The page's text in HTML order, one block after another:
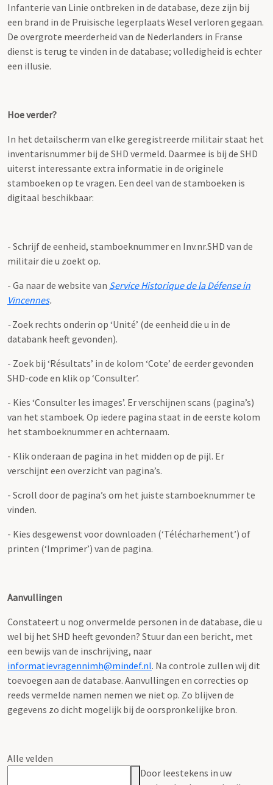
Infanterie van Linie ontbreken in de database, deze zijn bij
een brand in de Pruisische legerplaats Wesel verloren gegaan.
De overgrote meerderheid van de Nederlanders in Franse
dienst is terug te vinden in de database; volledigheid is echter
een illusie.
Hoe verder?
In het detailscherm van elke geregistreerde militair staat het
inventarisnummer bij de SHD vermeld. Daarmee is bij de SHD
uiterst interessante extra informatie in de originele
stamboeken op te vragen. Een deel van de stamboeken is
digitaal beschikbaar:
- Schrijf de eenheid, stamboeknummer en Inv.nr.SHD van de
militair die u zoekt op.
- Ga naar de website van Service Historique de la Défense in
Vincennes.
-Zoek rechts onderin op ‘Unité’ (de eenheid die u in de
databank heeft gevonden).
- Zoek bij ‘Résultats’ in de kolom ‘Cote’ de eerder gevonden
SHD-code en klik op ‘Consulter’.
- Kies ‘Consulter les images’. Er verschijnen scans (pagina’s)
van het stamboek. Op iedere pagina staat in de eerste kolom
het stamboeknummer en achternaam.
- Klik onderaan de pagina in het midden op de pijl. Er
verschijnt een overzicht van pagina’s.
- Scroll door de pagina’s om het juiste stamboeknummer te
vinden.
- Kies desgewenst voor downloaden (‘Télécharhement’) of
printen (‘Imprimer’) van de pagina.
Aanvullingen
Constateert u nog onvermelde personen in de database, die u
wel bij het SHD heeft gevonden? Stuur dan een bericht, met
een bewijs van de inschrijving, naar
informatievragennimh@mindef.nl. Na controle zullen wij dit
toevoegen aan de database. Aanvullingen en correcties op
reeds vermelde namen nemen we niet op. Zo blijven de
gegevens zo dicht mogelijk bij de oorspronkelijke bron.
Alle velden
Door leestekens in uw